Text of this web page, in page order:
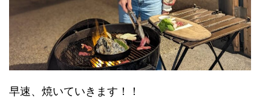
早速、焼いていきます！！